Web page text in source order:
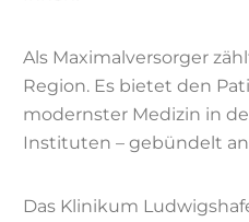
Als Maximalversorger
Region. Es bietet den
modernster Medizin in
Instituten – gebündelt
Das Klinikum